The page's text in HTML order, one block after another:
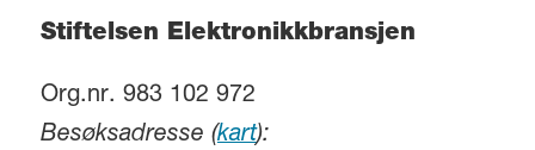
Stiftelsen Elektronikkbransjen
Org.nr. 983 102 972
Besøksadresse (kart):